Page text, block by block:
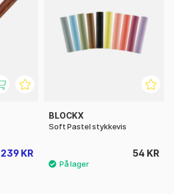
239 KR
BLOCKX
Soft Pastel stykkevis
54 KR